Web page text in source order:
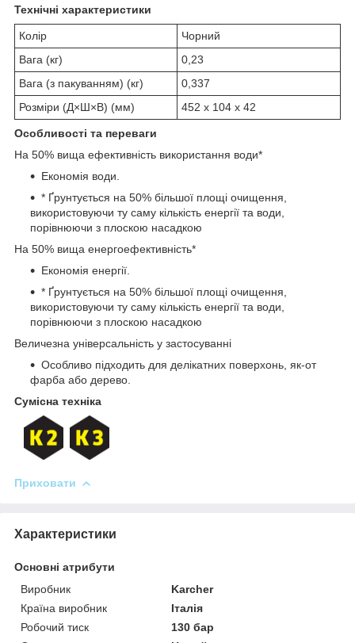
Технічні характеристики
Колір
Чорний
Вага (кг)
0,23
Вага (з пакуванням) (кг)
0,337
Розміри (Д×Ш×В) (мм)
452 x 104 x 42
Особливості та переваги
На 50% вища ефективність використання води*
Економія води.
* Ґрунтується на 50% більшої площі очищення,
використовуючи ту саму кількість енергії та води,
порівнюючи з плоскою насадкою
На 50% вища енергоефективність*
Економія енергії.
* Ґрунтується на 50% більшої площі очищення,
використовуючи ту саму кількість енергії та води,
порівнюючи з плоскою насадкою
Величезна універсальність у застосуванні
Особливо підходить для делікатних поверхонь, як-от
фарба або дерево.
Сумісна техніка
Приховати
Характеристики
Основні атрибути
Виробник
Karcher
Країна виробник
Італія
Робочий тиск
130 бар